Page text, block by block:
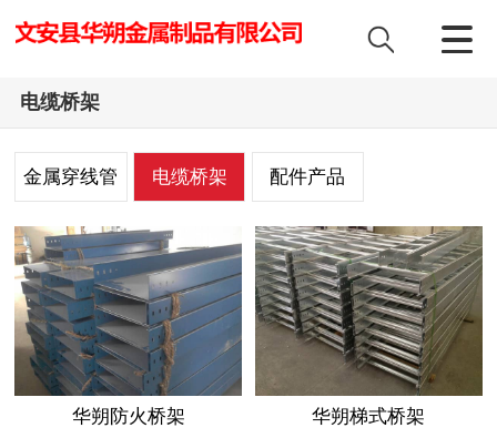
电缆桥架
金属穿线管 电缆桥架 配件产品
华朔防火桥架 华朔梯式桥架